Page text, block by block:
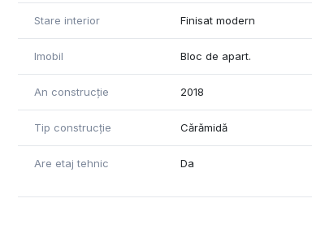
Stare interior Finisat modern
Imobil Bloc de apart.
An construcție 2018
Tip construcție Cărămidă
Are etaj tehnic Da